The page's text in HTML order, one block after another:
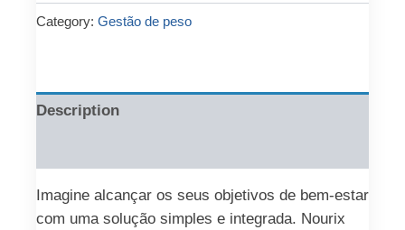
€79.00.€36.00.
Category: Gestão de peso
Description
Imagine alcançar os seus objetivos de bem-estar
com uma solução simples e integrada. Nourix